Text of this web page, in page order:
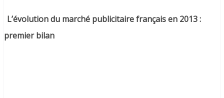
L’évolution du marché publicitaire français en 2013 :
premier bilan